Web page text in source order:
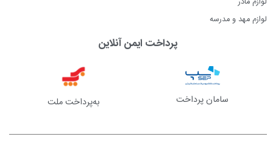
لوازم مهد و مدرسه
پرداخت ایمن آنلاین
سامان پرداخت به‌پرداخت ملت